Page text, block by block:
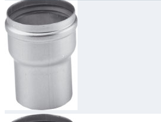
Taal
Assortiment
Oplossingen
Downloads